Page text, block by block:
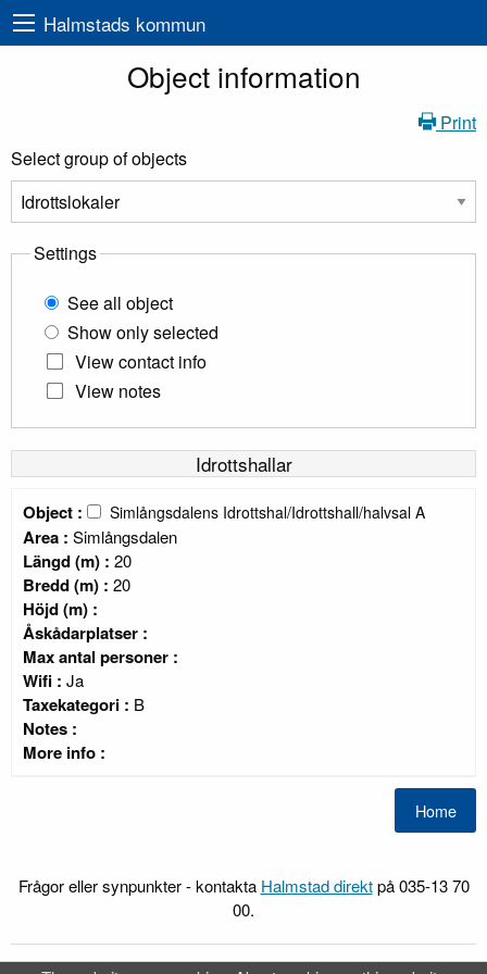
Halmstads kommun
Object information
Print
Select group of objects
Settings
See all object
Show only selected
View contact info
View notes
Idrottshallar
Object : Simlångsdalens Idrottshal/Idrottshall/halvsal A
Area : Simlångsdalen
Längd (m) : 20
Bredd (m) : 20
Höjd (m) :
Åskådarplatser :
Max antal personer :
Wifi : Ja
Taxekategori : B
Notes :
More info :
Frågor eller synpunkter - kontakta Halmstad direktpå 035-13 70
00.